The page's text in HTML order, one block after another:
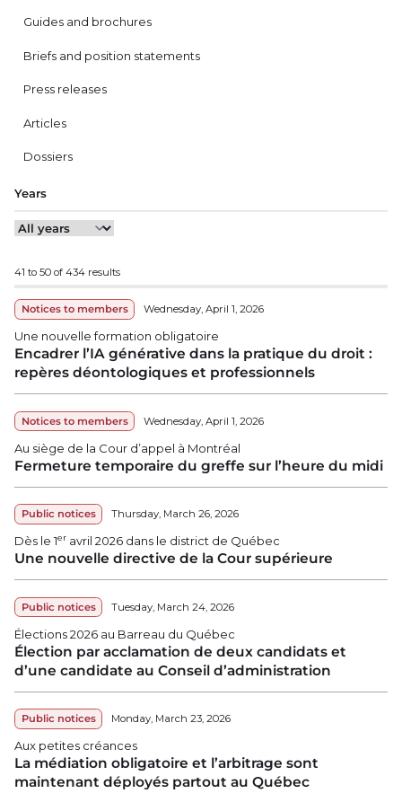
Guides and brochures
Briefs and position statements
Press releases
Articles
Dossiers
Years
41 to 50 of 434 results
Notices to members Wednesday, April 1, 2026
Une nouvelle formation obligatoire
Encadrer l’IA générative dans la pratique du droit :
repères déontologiques et professionnels
Notices to members Wednesday, April 1, 2026
Au siège de la Cour d’appel à Montréal
Fermeture temporaire du greffe sur l’heure du midi
Public notices Thursday, March 26, 2026
Dès le 1er avril 2026 dans le district de Québec
Une nouvelle directive de la Cour supérieure
Public notices Tuesday, March 24, 2026
Élections 2026 au Barreau du Québec
Élection par acclamation de deux candidats et
d’une candidate au Conseil d’administration
Public notices Monday, March 23, 2026
Aux petites créances
La médiation obligatoire et l’arbitrage sont
maintenant déployés partout au Québec